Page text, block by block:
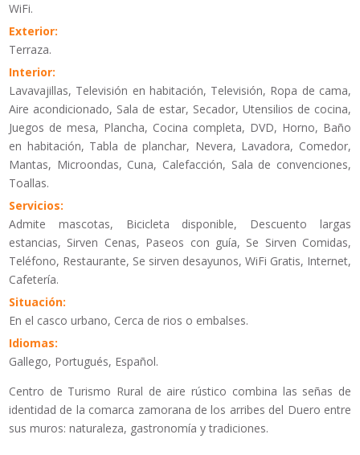
WiFi.
Exterior:
Terraza.
Interior:
Lavavajillas, Televisión en habitación, Televisión, Ropa de cama,
Aire acondicionado, Sala de estar, Secador, Utensilios de cocina,
Juegos de mesa, Plancha, Cocina completa, DVD, Horno, Baño
en habitación, Tabla de planchar, Nevera, Lavadora, Comedor,
Mantas, Microondas, Cuna, Calefacción, Sala de convenciones,
Toallas.
Servicios:
Admite mascotas, Bicicleta disponible, Descuento largas
estancias, Sirven Cenas, Paseos con guía, Se Sirven Comidas,
Teléfono, Restaurante, Se sirven desayunos, WiFi Gratis, Internet,
Cafetería.
Situación:
En el casco urbano, Cerca de rios o embalses.
Idiomas:
Gallego, Portugués, Español.
Centro de Turismo Rural de aire rústico combina las señas de
identidad de la comarca zamorana de los arribes del Duero entre
sus muros: naturaleza, gastronomía y tradiciones.